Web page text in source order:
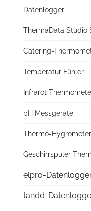
Datenlogger
ThermaData Studio
Catering-
Temperatur Fühler
Infrarot
pH Messgeräte
Thermo-Hygrometer
Geschirrspüler-
elpro-
tandd-